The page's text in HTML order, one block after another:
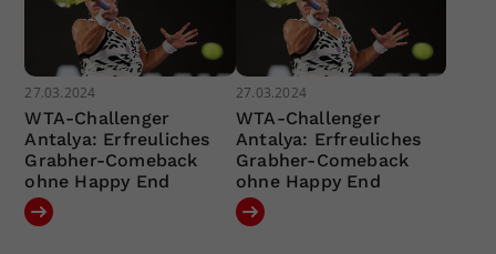
27.03.2024
WTA-Challenger
Antalya: Erfreuliches
Grabher-Comeback
ohne Happy End
27.03.2024
WTA-Challenger
Antalya: Erfreuliches
Grabher-Comeback
ohne Happy End